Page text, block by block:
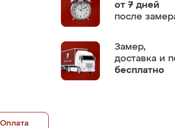
от 7 дней
после
Замер,
доставка и
бесплатно
Оплата